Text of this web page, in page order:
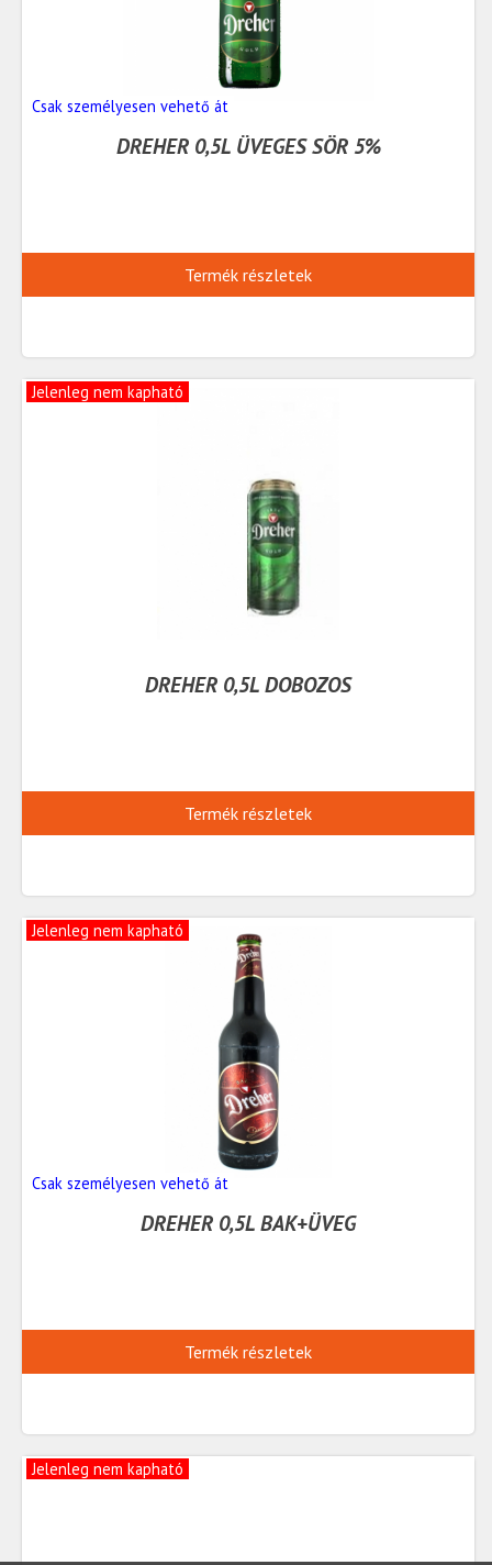
Csak személyesen vehető át
DREHER 0,5L ÜVEGES SÖR 5%
Termék részletek
Jelenleg nem kapható
DREHER 0,5L DOBOZOS
Termék részletek
Jelenleg nem kapható
Csak személyesen vehető át
DREHER 0,5L BAK+ÜVEG
Termék részletek
Jelenleg nem kapható